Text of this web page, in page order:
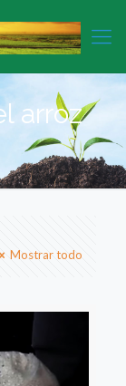
arroz
Mostrar todo